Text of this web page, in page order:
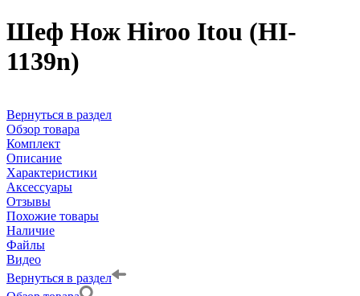
Шеф Нож Hiroo Itou (HI-
1139n)
Вернуться в раздел
Обзор товара
Комплект
Описание
Характеристики
Аксессуары
Отзывы
Похожие товары
Наличие
Файлы
Видео
Вернуться в раздел